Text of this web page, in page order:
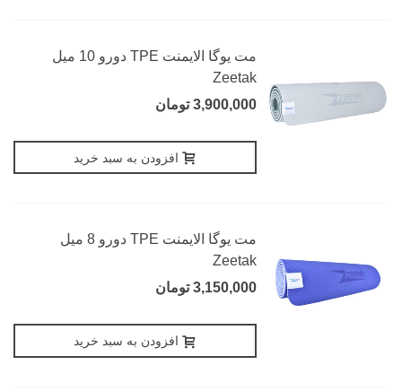
مت یوگا الایمنت TPE دورو 10 میل
Zeetak
3,900,000 تومان
افزودن به سبد خرید
مت یوگا الایمنت TPE دورو 8 میل
Zeetak
3,150,000 تومان
افزودن به سبد خرید